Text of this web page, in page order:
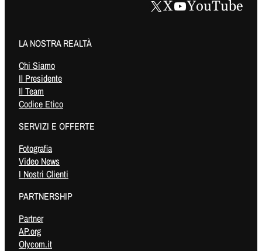
X
YouTube
LA NOSTRA REALTÀ
Chi Siamo
Il Presidente
Il Team
Codice Etico
SERVIZI E OFFERTE
Fotografia
Video News
I Nostri Clienti
PARTNERSHIP
Partner
AP.org
Olycom.it